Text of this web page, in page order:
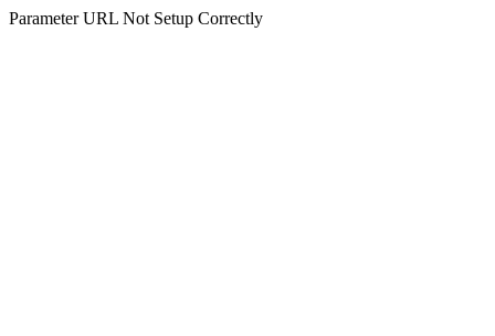
Parameter URL Not Setup Correctly